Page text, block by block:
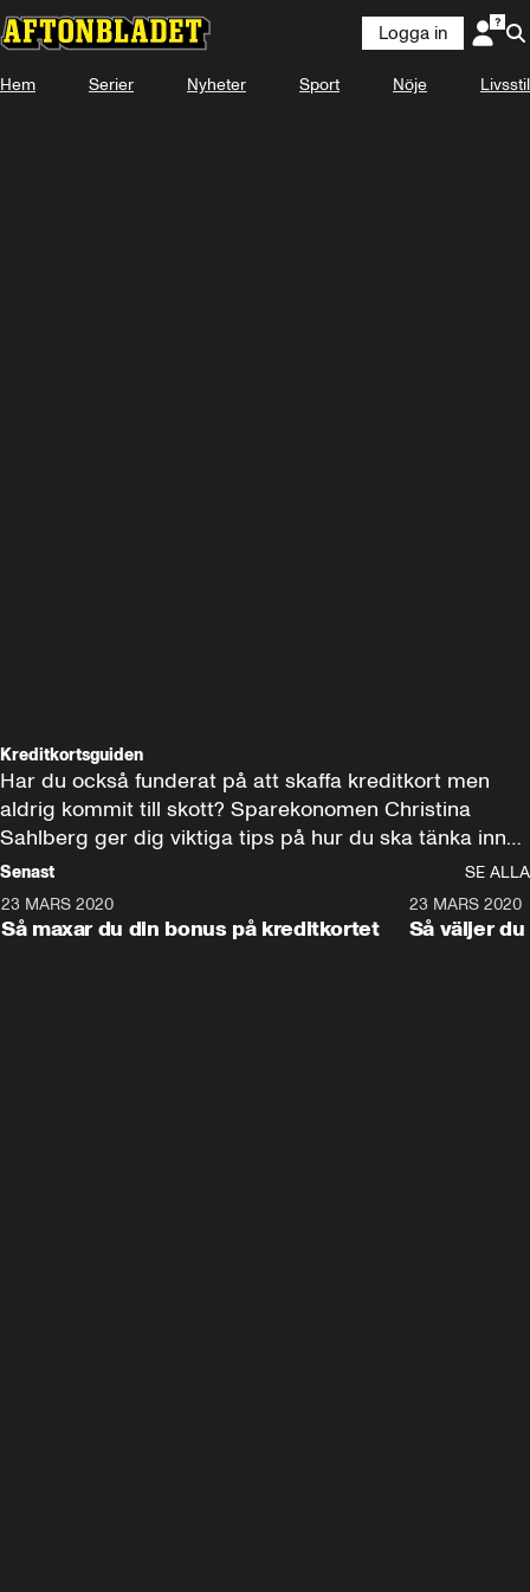
Logga in
Hem Serier Nyheter Sport Nöje Livsstil
Kreditkortsguiden
Har du också funderat på att skaffa kreditkort men
aldrig kommit till skott? Sparekonomen Christina
Sahlberg ger dig viktiga tips på hur du ska tänka innan
du bestämmer dig för kreditkort.
Senast
SE ALLA
23 MARS 2020
Så maxar du din bonus på kreditkortet
23 MARS 2020
Så väljer